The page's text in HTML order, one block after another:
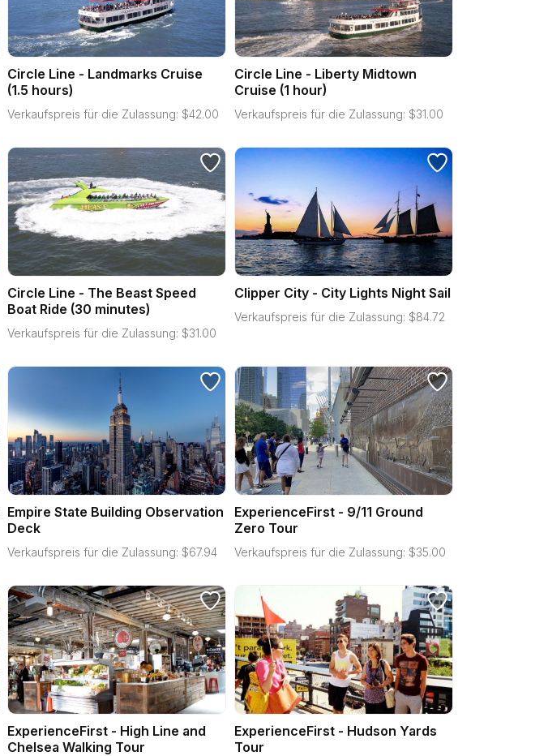
Circle Line - Landmarks Cruise
(1.5 hours)
Verkaufspreis für die Zulassung: $42.00
Circle Line - Liberty Midtown
Cruise (1 hour)
Verkaufspreis für die Zulassung: $31.00
Circle Line - The Beast Speed
Boat Ride (30 minutes)
Verkaufspreis für die Zulassung: $31.00
Clipper City - City Lights Night Sail
Verkaufspreis für die Zulassung: $84.72
Empire State Building Observation
Deck
Verkaufspreis für die Zulassung: $67.94
ExperienceFirst - 9/11 Ground
Zero Tour
Verkaufspreis für die Zulassung: $35.00
ExperienceFirst - High Line and
Chelsea Walking Tour
ExperienceFirst - Hudson Yards
Tour